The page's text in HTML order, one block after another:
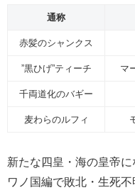
通称
赤髪のシャンクス
”黒ひげ”ティーチ マ
千両道化のバギー
麦わらのルフィ
新たな四皇・海の皇帝に
ワノ国編で敗北・生死